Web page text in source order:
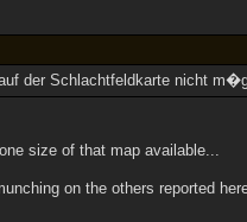
der Schlachtfeldkarte nicht
size of that map available...
on the others reported